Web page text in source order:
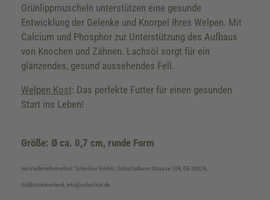
Grünlippmuscheln unterstützen eine gesunde
Entwicklung der Gelenke und Knorpel Ihres Welpen. Mit
Calcium und Phosphor zur Unterstützung des Aufbaus
von Knochen und Zähnen. Lachsöl sorgt für ein
glänzendes, gesund aussehendes Fell.
Welpen Kost: Das perfekte Futter für einen gesunden
Start ins Leben!
Größe: Ø ca. 0,7 cm, runde Form
Herstellerinformation: Schecker GmbH, Ostvictorburer Strasse 109, DE-26624,
Südbrookmerland, info@schecker.de